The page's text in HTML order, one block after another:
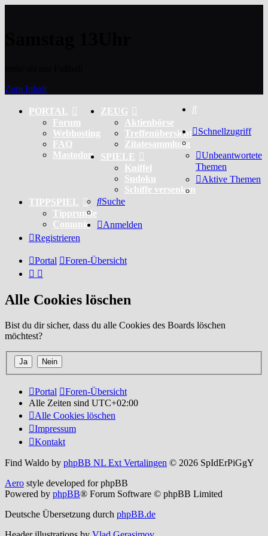
Zum Inhalt
PORTAL
Forum
Webhosting
FAQ
Mastodon
ZEUG
Aktienbörse
Treffenübersicht
Zitatesammlung
SPIELE
Kniffel
Sudoku
Schiffe versenken
TIPPSPIEL
Tipprunde
Comunio
Schnellzugriff
Unbeantwortete
Themen
Aktive Themen
Suche
Anmelden
Registrieren
Portal Foren-Übersicht
Alle Cookies löschen
Bist du dir sicher, dass du alle Cookies des Boards löschen
möchtest?
Portal
Foren-Übersicht
Alle Zeiten sind UTC+02:00
Alle Cookies löschen
Impressum
Kontakt
Find Waldo by phpBB NL Ext Vertalingen © 2026 SpIdErPiGgY
Aero style developed for phpBB
Powered by phpBB® Forum Software © phpBB Limited
Deutsche Übersetzung durch phpBB.de